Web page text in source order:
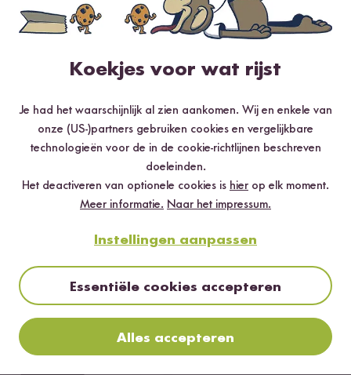
70
vanaf 8,99 €
11
vanaf 25,99 €
Reishunger
Babyrompertje
vanaf 9,99 €
SNEL TERUG
Rijstsluiting
vanaf 4,69 €
Koekjes voor wat rijst
Je had het waarschijnlijk al zien aankomen. Wij en enkele van
onze (US-)partners gebruiken cookies en vergelijkbare
technologieën voor de in de cookie-richtlijnen beschreven
doeleinden.
Het deactiveren van optionele cookies is hier op elk moment.
Meer informatie. Naar het impressum.
Instellingen aanpassen
Essentiële cookies accepteren
Alles accepteren